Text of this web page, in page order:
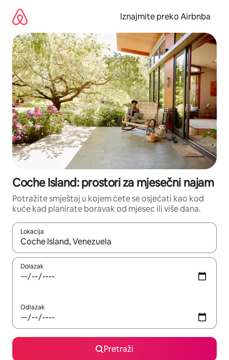
sadržaj
Iznajmite preko Airbnba
Coche Island: prostori za mjesečni najam
Potražite smještaj u kojem ćete se osjećati kao kod
kuće kad planirate boravak od mjesec ili više dana.
Lokacija
Kada budu dostupni rezultati, moći ćete ih pregledati
Dolazak
Odlazak
Pretraži